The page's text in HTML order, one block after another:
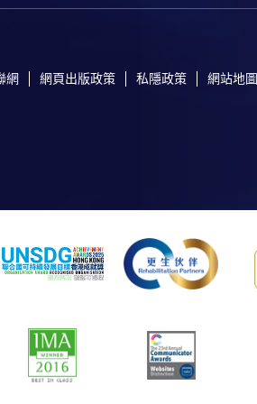
網 網頁出版政策 私隱政策 網站地圖